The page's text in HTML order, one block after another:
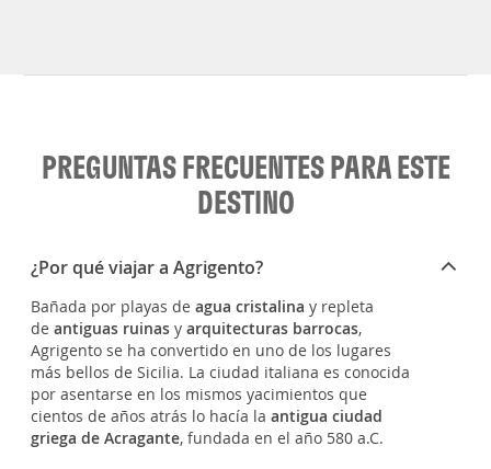
PREGUNTAS FRECUENTES PARA ESTE
DESTINO
¿Por qué viajar a Agrigento?
Bañada por playas de agua cristalina y repleta
de antiguas ruinas y arquitecturas barrocas,
Agrigento se ha convertido en uno de los lugares
más bellos de Sicilia. La ciudad italiana es conocida
por asentarse en los mismos yacimientos que
cientos de años atrás lo hacía la antigua ciudad
griega de Acragante, fundada en el año 580 a.C.